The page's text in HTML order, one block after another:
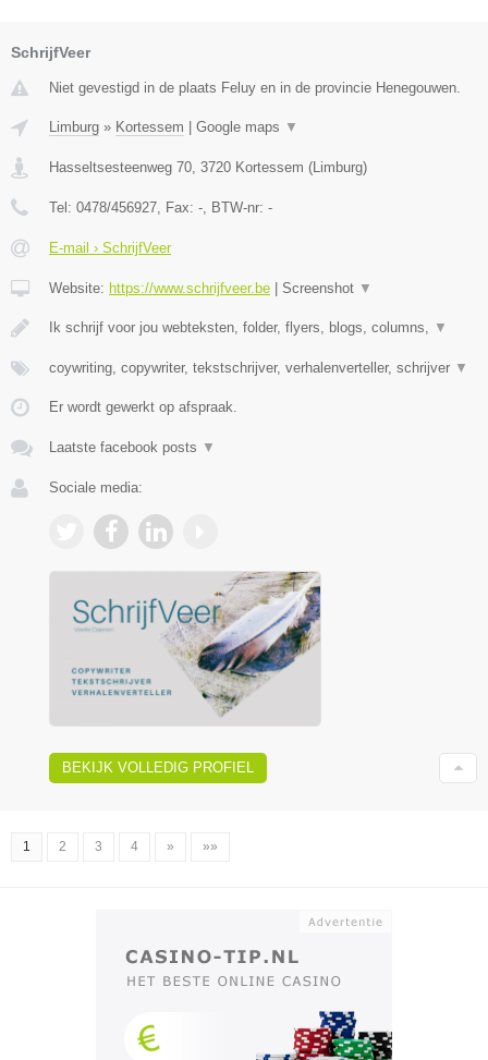
SchrijfVeer
Niet gevestigd in de plaats Feluy en in de provincie Henegouwen.
Limburg » Kortessem | Google maps ▼
Hasseltsesteenweg 70 3720 Kortessem (Limburg)
Tel: 0478/456927 , Fax: - , BTW-nr: -
E-mail › SchrijfVeer
Website: https://www.schrijfveer.be | Screenshot ▼
Ik schrijf voor jou webteksten, folder, flyers, blogs, columns, ▼
coywriting, copywriter, tekstschrijver, verhalenverteller, schrijver ▼
Er wordt gewerkt op afspraak.
Laatste facebook posts ▼
Sociale media:
BEKIJK VOLLEDIG PROFIEL
1 2 3 4 » »»